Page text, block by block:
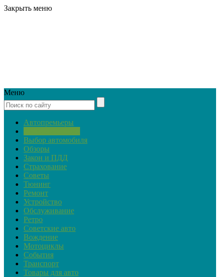
Закрыть меню
Меню
Автопремьеры
Выбор автомобиля
Обзоры
Закон и ПДД
Страхование
Советы
Тюнинг
Ремонт
Устройство
Обслуживание
Ретро
Советские авто
Вождение
Мотоциклы
События
Транспорт
Товары для авто